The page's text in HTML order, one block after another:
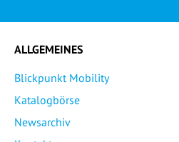
ALLGEMEINES
Blickpunkt Mobility
Katalogbörse
Newsarchiv